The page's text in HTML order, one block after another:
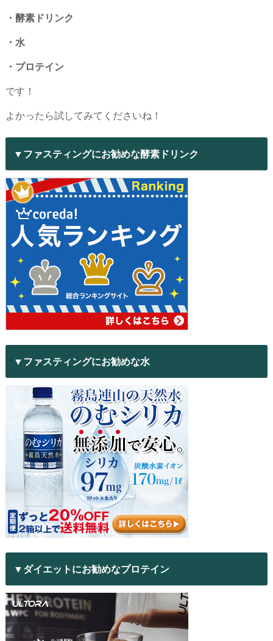
・酵素ドリンク
・水
・プロテイン
です！
よかったら試してみてくださいね！
▼ファスティングにお勧めな酵素ドリンク
▼ファスティングにお勧めな水
▼ダイエットにお勧めなプロテイン